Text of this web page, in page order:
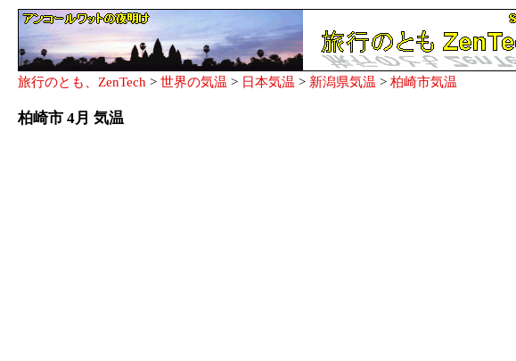
旅行のとも、ZenTech > 世界の気温 > 日本気温 > 新潟県気温 > 柏崎市気温
柏崎市 4月 気温